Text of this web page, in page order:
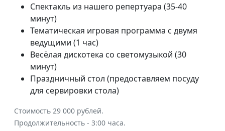
Спектакль из нашего репертуара (35-40
минут)
Тематическая игровая программа с двумя
ведущими (1 час)
Весёлая дискотека со светомузыкой (30
минут)
Праздничный стол (предоставляем посуду
для сервировки стола)
Стоимость 29 000 рублей.
Продолжительность - 3:00 часа.